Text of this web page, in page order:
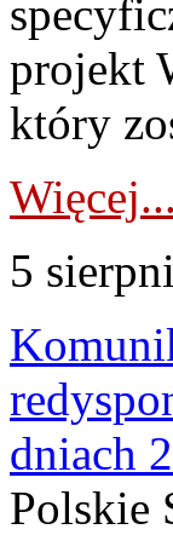
projekt
który
Więcej...
5
dniach
Polskie